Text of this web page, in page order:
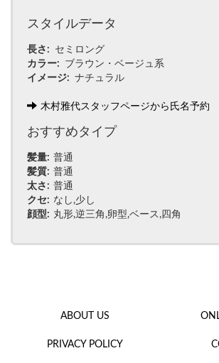
スタイルデータ
長さ
セミロング
カラー
ブラウン・ベージュ系
イメージ
ナチュラル
木村雅代スタッフページから氏名予約
おすすめタイプ
髪量
普通
髪質
普通
太さ
普通
クセ
なし 少し
顔型
丸形 逆三角 卵型 ベース 四角
ABOUT US
PRIVACY POLICY